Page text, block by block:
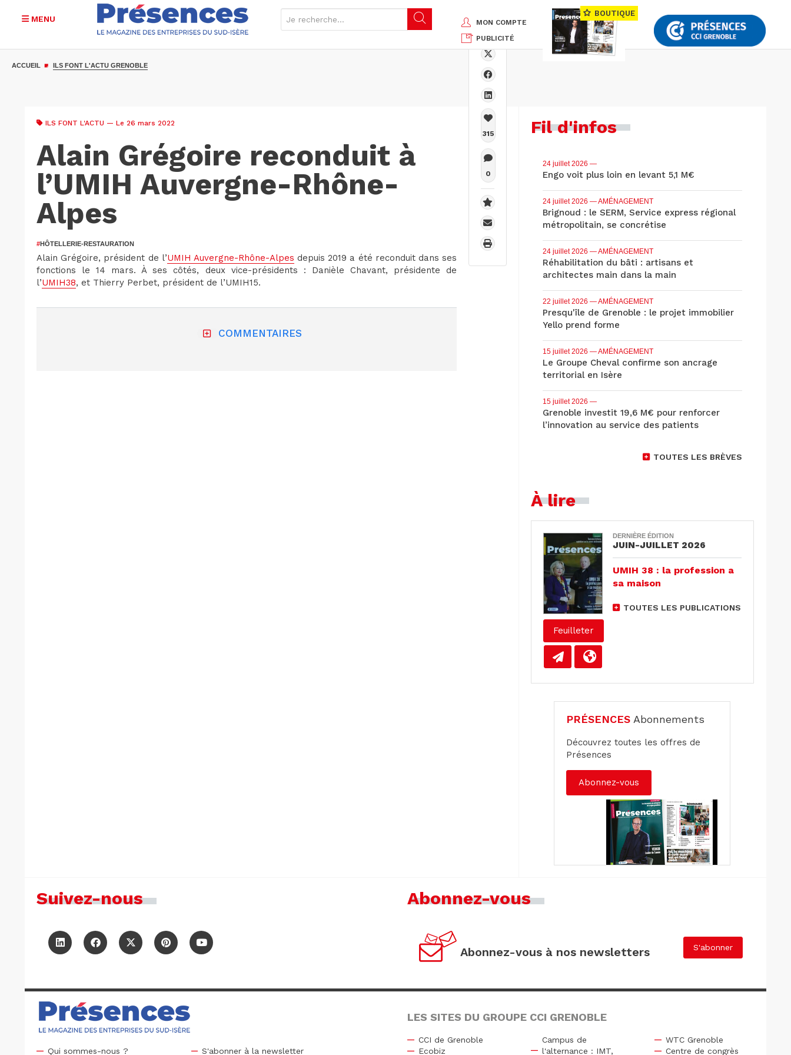
MENU
MON COMPTE
PUBLICITÉ
BOUTIQUE
ACCUEIL ILS FONT L'ACTU GRENOBLE
ILS FONT L'ACTU — Le 26 mars 2022
Alain Grégoire reconduit à
l’UMIH Auvergne-Rhône-
Alpes
#HÔTELLERIE-RESTAURATION
Alain Grégoire, président de l’UMIH Auvergne-Rhône-Alpes depuis 2019 a été reconduit dans ses
fonctions le 14 mars. À ses côtés, deux vice-présidents : Danièle Chavant, présidente de
l’UMIH38, et Thierry Perbet, président de l’UMIH15.
COMMENTAIRES
315
0
Fil d'infos
24 juillet 2026 —
Engo voit plus loin en levant 5,1 M€
24 juillet 2026 — AMÉNAGEMENT
Brignoud : le SERM, Service express régional
métropolitain, se concrétise
24 juillet 2026 — AMÉNAGEMENT
Réhabilitation du bâti : artisans et
architectes main dans la main
22 juillet 2026 — AMÉNAGEMENT
Presqu'île de Grenoble : le projet immobilier
Yello prend forme
15 juillet 2026 — AMÉNAGEMENT
Le Groupe Cheval confirme son ancrage
territorial en Isère
15 juillet 2026 —
Grenoble investit 19,6 M€ pour renforcer
l’innovation au service des patients
TOUTES LES BRÈVES
À lire
Feuilleter
DERNIÈRE ÉDITION
JUIN-JUILLET 2026
UMIH 38 : la profession a
sa maison
TOUTES LES PUBLICATIONS
PRÉSENCES Abonnements
Découvrez toutes les offres de
Présences
Abonnez-vous
Suivez-nous Abonnez-vous
Abonnez-vous à nos newsletters S'abonner
Qui sommes-nous ? S'abonner à la newsletter
LES SITES DU GROUPE CCI GRENOBLE
CCI de Grenoble
Ecobiz
Campus de
l'alternance : IMT,
WTC Grenoble
Centre de congrès